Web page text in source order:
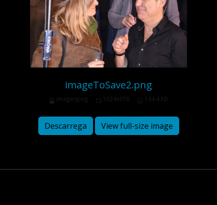
imageToSave2.png
image/jpeg 1024x678 144.4 KB
Descarrega View full-size image